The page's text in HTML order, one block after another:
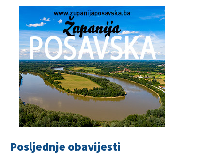
Posljednje obavijesti